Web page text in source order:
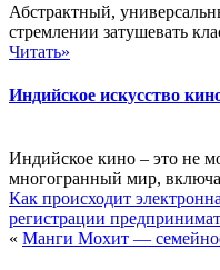
Абстрактный,
стремлении затушевать
Читать»
Индийское искусство
Индийское кино – это не
многогранный мир,
Как происходит
регистрации
« Манги Мохит —